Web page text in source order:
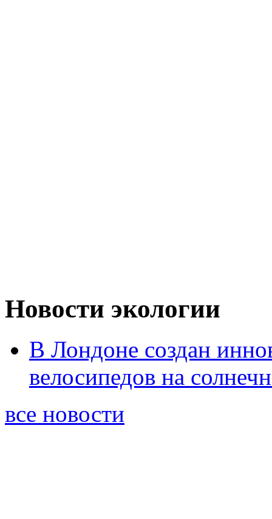
Новости экологии
В Лондоне создан
велосипедов на
все новости